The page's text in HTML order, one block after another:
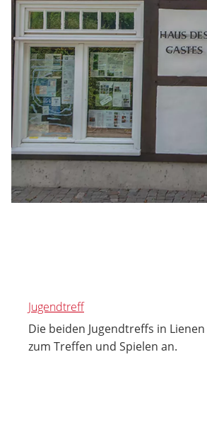
Jugendtreff
Die beiden Jugendtreffs in
zum Treffen und Spielen an.